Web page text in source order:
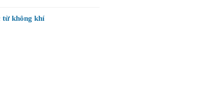
từ không khí